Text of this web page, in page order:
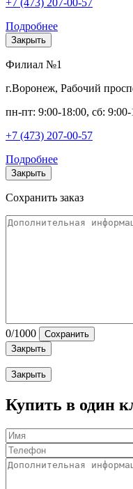
Подробнее
Закрыть
Филиал №1
г.Воронеж, Рабочий
пн-пт: 9:00-18:00, сб:
+7 (473) 207-00-57
Подробнее
Закрыть
Сохранить заказ
0/1000
Сохранить
Закрыть
Закрыть
Купить в один